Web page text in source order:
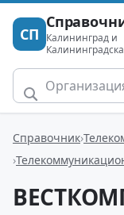
СП
Калининград и
Справочник